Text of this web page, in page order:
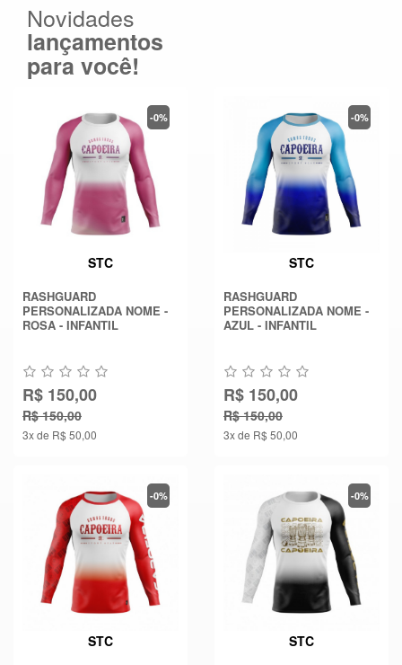
Novidades
lançamentos
para você!
STC
RASHGUARD
PERSONALIZADA NOME -
ROSA - INFANTIL
-0%
R$ 150,00
R$ 150,00
3x de R$ 50,00
STC
RASHGUARD
PERSONALIZADA NOME -
AZUL - INFANTIL
-0%
R$ 150,00
R$ 150,00
3x de R$ 50,00
STC
-0%
STC
-0%